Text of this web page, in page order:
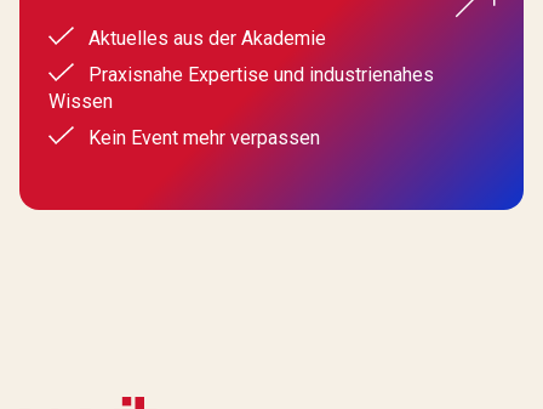
Aktuelles aus der Akademie
Praxisnahe Expertise und industrienahes
Wissen
Kein Event mehr verpassen